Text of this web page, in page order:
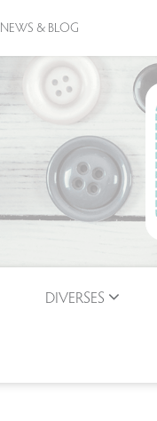
NEWS & BLOG
DIVERSES